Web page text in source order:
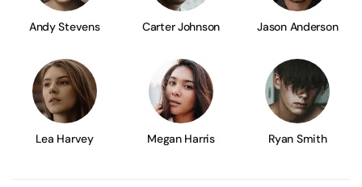
Andy Stevens Carter Johnson Jason Anderson
Lea Harvey Megan Harris Ryan Smith